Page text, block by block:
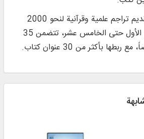
تقديم تراجم علمية وقرآنية لنحو 2000
باحث قرآني من القرن الأول حتى الخامس عشر، تتضمن 35